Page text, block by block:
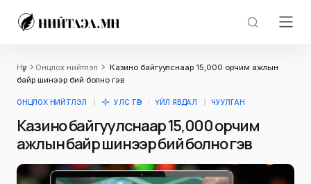
Нүүр Онцлох нийтлэл
Казино байгуулснаар 15,000 орчим ажлын
байр шинээр бий болно гэв
ОНЦЛОХ НИЙТЛЭЛ УЛС ТӨР ҮЙЛ ЯВДАЛ ЧУУЛГАН
Казино байгуулснаар 15,000 орчим
ажлын байр шинээр бий болно гэв